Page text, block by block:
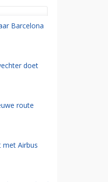
Barcelona
doet
route
met Airbus